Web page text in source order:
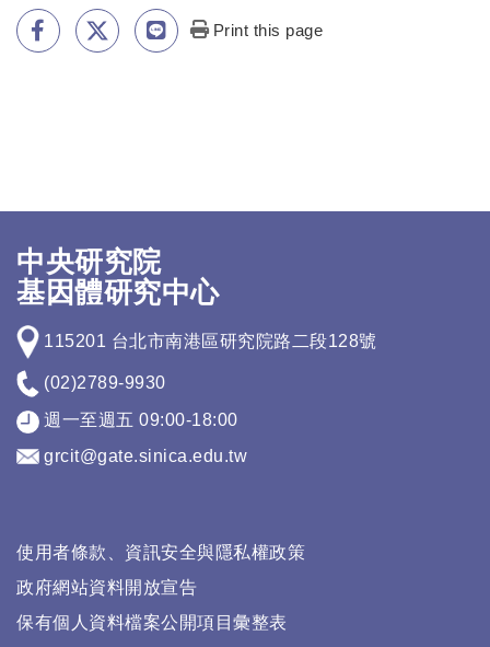
Print this page
中央研究院
基因體研究中心
115201 台北市南港區研究院路二段128號
(02)2789-9930
週一至週五 09:00-18:00
grcit@gate.sinica.edu.tw
使用者條款、資訊安全與隱私權政策
政府網站資料開放宣告
保有個人資料檔案公開項目彙整表